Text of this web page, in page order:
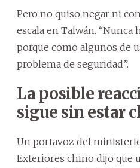
Pero no quiso negar ni
escala en Taiwán. “Nunca
porque como algunos de
problema de seguridad”.
La posible
sigue sin estar
Un portavoz del
Exteriores chino dijo que